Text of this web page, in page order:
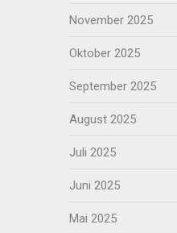
November 2025
Oktober 2025
September 2025
August 2025
Juli 2025
Juni 2025
Mai 2025